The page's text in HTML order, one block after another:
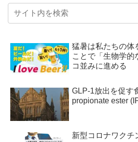
猛暑は私たちの体
ことで「生物学的
コ並みに進める
GLP-1放出を促す
propionate ester
新型コロナワクチ